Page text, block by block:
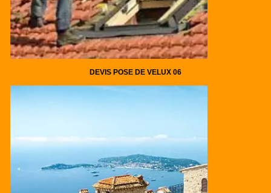
DEVIS POSE DE VELUX 06